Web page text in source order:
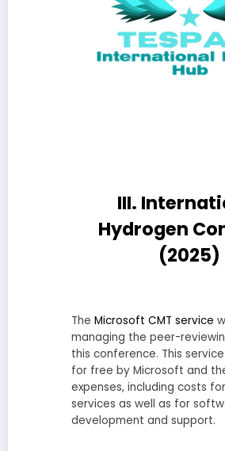
III.
Hydrogen
(2025)
The Microsoft CMT service
managing the peer-
this conference. This
for free by Microsoft and
expenses, including costs
services as well as for
development and support.